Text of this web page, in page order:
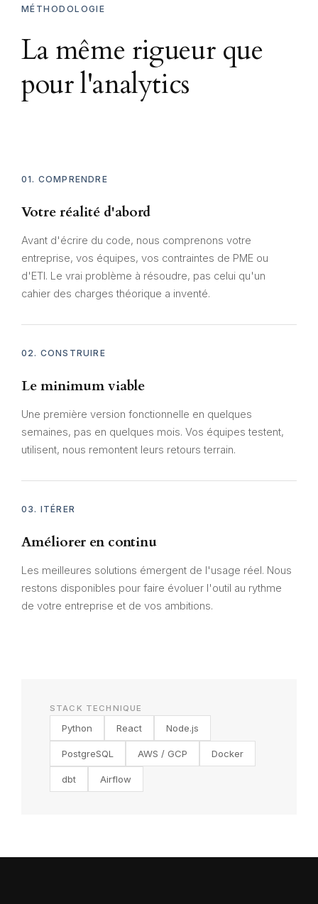
MÉTHODOLOGIE
La même rigueur que
pour l'analytics
01. COMPRENDRE
Votre réalité d'abord
Avant d'écrire du code, nous comprenons votre
entreprise, vos équipes, vos contraintes de PME ou
d'ETI. Le vrai problème à résoudre, pas celui qu'un
cahier des charges théorique a inventé.
02. CONSTRUIRE
Le minimum viable
Une première version fonctionnelle en quelques
semaines, pas en quelques mois. Vos équipes testent,
utilisent, nous remontent leurs retours terrain.
03. ITÉRER
Améliorer en continu
Les meilleures solutions émergent de l'usage réel. Nous
restons disponibles pour faire évoluer l'outil au rythme
de votre entreprise et de vos ambitions.
STACK TECHNIQUE
Python React Node.js
PostgreSQL AWS / GCP Docker
dbt Airflow